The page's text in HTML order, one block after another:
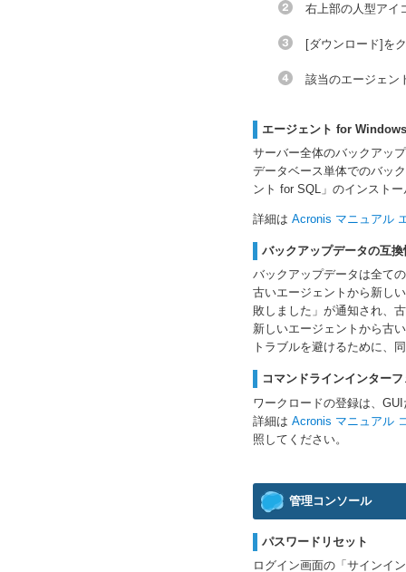
右上部の人型アイ
[ダウンロード]を
該当のエージェン
エージェント for
サーバー全体のバックアッ
データベース単体でのバッ
ント for SQL」のインスト
詳細は Acronis マニュアル
バックアップデータの互換
バックアップデータは全て
古いエージェントから新し
敗しました」が通知され、
新しいエージェントから古
トラブルを避けるために、
コマンドラインインター
ワークロードの登録は、
詳細は Acronis マニュアル
照してください。
管理コンソール
パスワードリセット
ログイン画面の「サインイ